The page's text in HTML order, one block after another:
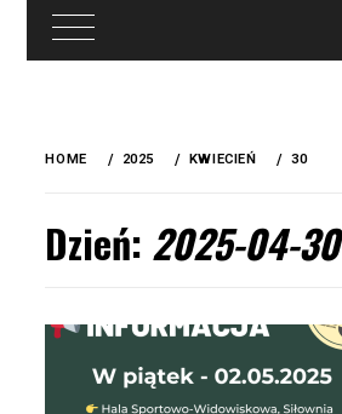
treści
HOME 2025 KWIECIEŃ 30
Dzień: 2025-04-30